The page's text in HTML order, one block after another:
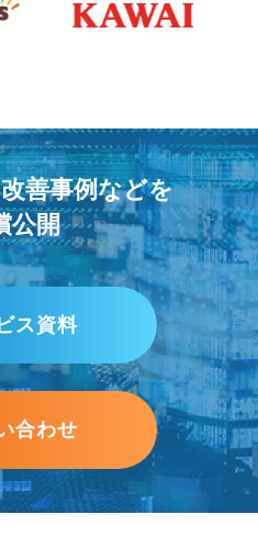
善事例などを
公開
ス資料
合わせ